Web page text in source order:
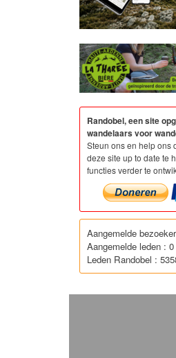
Randobel, een site
wandelaars voor
Steun ons en help ons
deze site up to date te
functies verder te
Aangemelde
Aangemelde leden : 0
Leden Randobel :